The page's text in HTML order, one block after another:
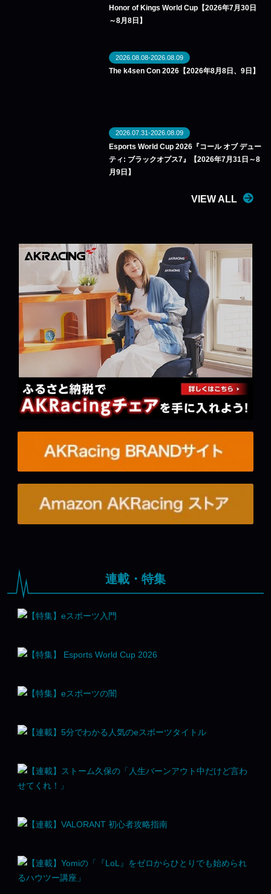
Honor of Kings World Cup【2026年7月30日
～8月8日】
2026.08.08-2026.08.09
The k4sen Con 2026【2026年8月8日、9日】
2026.07.31-2026.08.09
Esports World Cup 2026『コール オブ デュー
ティ: ブラックオプス7』【2026年7月31日～8
月9日】
VIEW ALL
連載・特集